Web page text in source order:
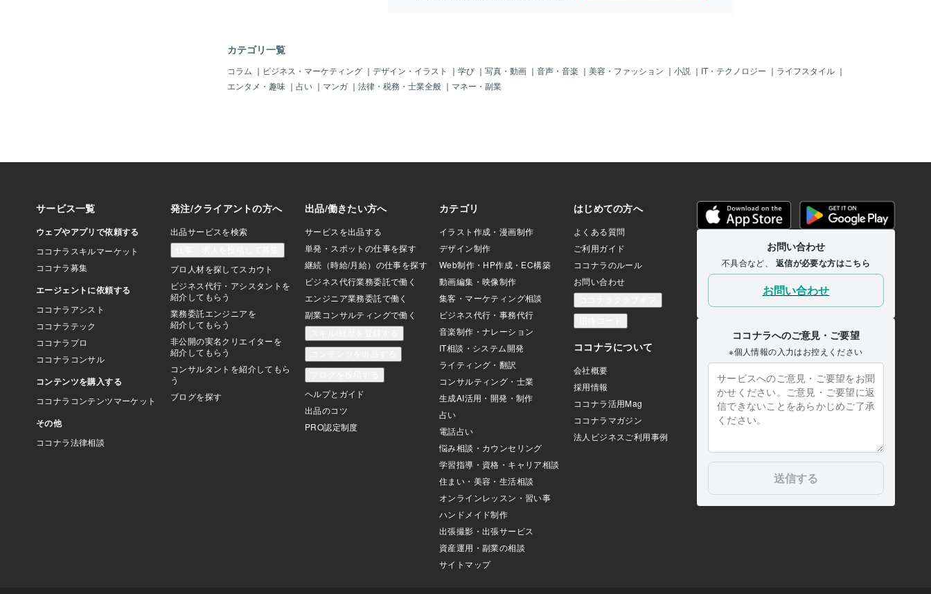
た。「私は愛されていなかった」のでは
なく、「私は愛されていたけれど、表現
の仕方が歪んでいただけだった」そう気
づいたとき、涙が止まらなくなったので
す。観測を変えると、現実が変わるBさ
ます。人間関係も同じで、どう観測する
かによって、未来はまったく違う姿を見
せるのです。あなたの人生に問いかけま
すもし今、どうしても許せない人がいる
なら。それはもしかしたら、あなたの
カテゴリ一覧
コラム ｜ ビジネス・マーケティング ｜ デザイン・イラスト ｜ 学び ｜ 写真・動画 ｜ 音声・音楽 ｜ 美容・ファッション ｜ 小説 ｜ IT・テクノロジー ｜ ライフスタイル ｜
エンタメ・趣味 ｜ 占い ｜ マンガ ｜ 法律・税務・士業全般 ｜ マネー・副業